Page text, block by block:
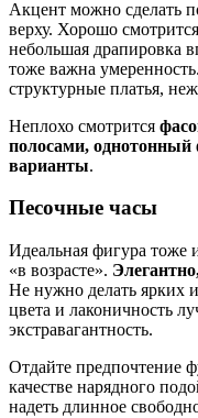
Акцент можно сделать
верху. Хорошо
небольшая драпировка
тоже важна
структурные платья,
Неплохо смотрится
полосами,
варианты.
Песочные часы
Идеальная фигура тоже
«в возрасте».
Не нужно делать ярких
цвета и лаконичность
экстравагантность.
Отдайте предпочтение
качестве нарядного
надеть длинное